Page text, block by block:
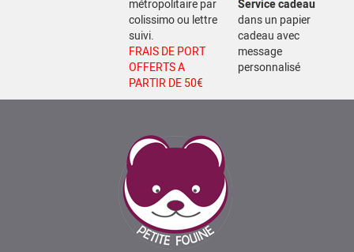
métropolitaire par
colissimo ou lettre
suivi.
FRAIS DE PORT
OFFERTS A
PARTIR DE 50€
Service cadeau
dans un papier
cadeau avec
message
personnalisé